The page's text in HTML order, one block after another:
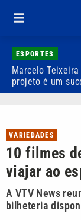
ESPORTES
Marcelo
projeto é um
VARIEDADES
10 filmes
viajar ao
A VTV News
bilheteria